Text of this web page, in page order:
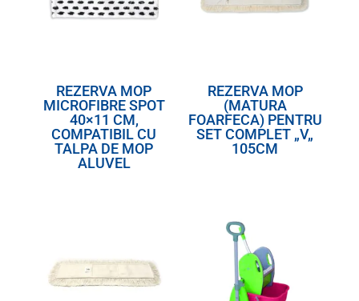
REZERVA MOP
MICROFIBRE SPOT
40×11 CM,
COMPATIBIL CU
TALPA DE MOP
ALUVEL
REZERVA MOP
(MATURA
FOARFECA) PENTRU
SET COMPLET „V„
105CM